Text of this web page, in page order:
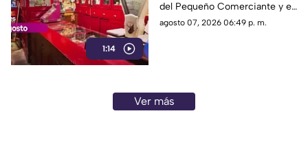
1:14
del Pequeño Comerciante y el
inicio de la construcción del
agosto 07, 2026 06:49 p. m.
Ver más